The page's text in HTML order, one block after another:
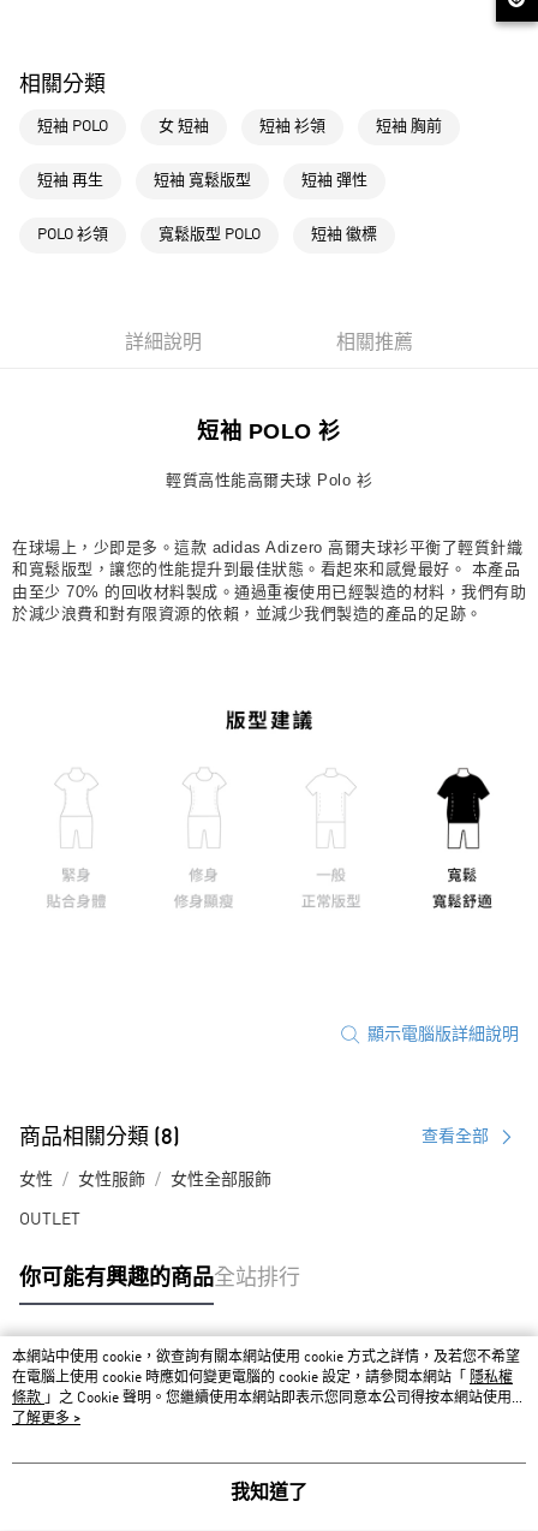
付款後全家取貨
每筆NT$80，滿NT$1,500(含以上)免運費
萊爾富取貨付款
每筆NT$80，滿NT$1,500(含以上)免運費
付款後門市自取
每筆NT$80，滿NT$1,500(含以上)免運費
相關分類
短袖 POLO 女 短袖 短袖 衫領 短袖 胸前
短袖 再生 短袖 寬鬆版型 短袖 彈性
POLO 衫領 寬鬆版型 POLO 短袖 徽標
詳細說明 相關推薦
短袖 POLO 衫
輕質高性能高爾夫球 Polo 衫
在球場上，少即是多。這款 adidas Adizero 高爾夫球衫平衡了輕質針織
和寬鬆版型，讓您的性能提升到最佳狀態。看起來和感覺最好。 本產品
由至少 70% 的回收材料製成。通過重複使用已經製造的材料，我們有助
於減少浪費和對有限資源的依賴，並減少我們製造的產品的足跡。
顯示電腦版詳細說明
商品相關分類 (8) 查看全部
女性 女性服飾 女性全部服飾
OUTLET
你可能有興趣的商品全站排行
熱門標籤
本網站中使用 cookie，欲查詢有關本網站使用 cookie 方式之詳情，及若您不希望
在電腦上使用 cookie 時應如何變更電腦的 cookie 設定，請參閱本網站「
隱私權
條款 」之 Cookie 聲明。您繼續使用本網站即表示您同意本公司得按本網站使用條
款之 Cookie 聲明使用 cookie。
了解更多 >
我知道了